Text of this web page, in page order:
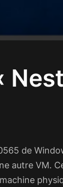
de
autre VM.